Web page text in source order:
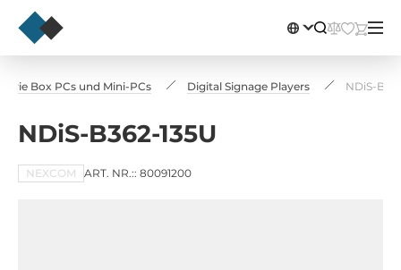
Box PCs und Mini-PCs Digital Signage Players NDiS-
NDiS-B362-135U
NEXCOM ART. NR.:: 80091200